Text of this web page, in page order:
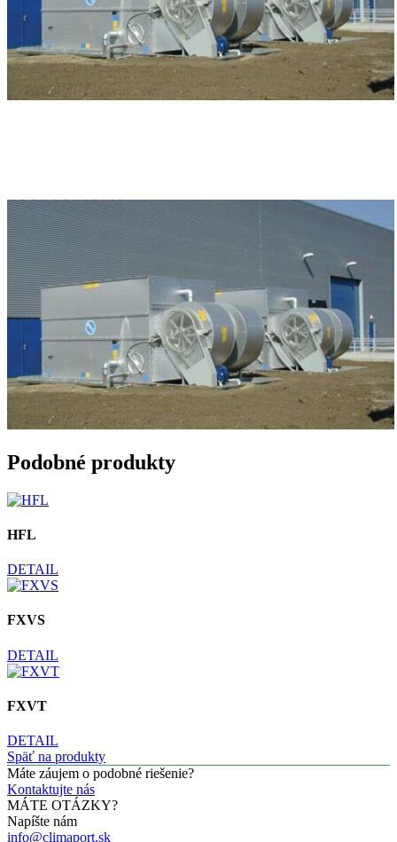
Podobné produkty
HFL
DETAIL
FXVS
DETAIL
FXVT
DETAIL
Späť na produkty
Máte záujem o podobné riešenie?
Kontaktujte nás
MÁTE OTÁZKY?
Napíšte nám
info@climaport.sk